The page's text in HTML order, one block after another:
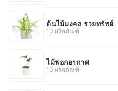
ต้นไม้มงคล รวยทรัพย์
10 ผลิตภัณฑ์
ไม้ฟอกอากาศ
10 ผลิตภัณฑ์